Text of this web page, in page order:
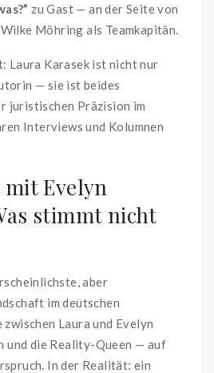
zu Gast — an der Seite von
Möhring als Teamkapitän.
Laura Karasek ist nicht nur
— sie ist beides
juristischen Präzision im
Interviews und Kolumnen
mit Evelyn
stimmt nicht
aber
im deutschen
Laura und Evelyn
und die Reality-Queen — auf
In der Realität: ein